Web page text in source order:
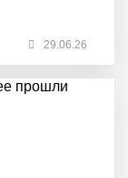
29.06.26